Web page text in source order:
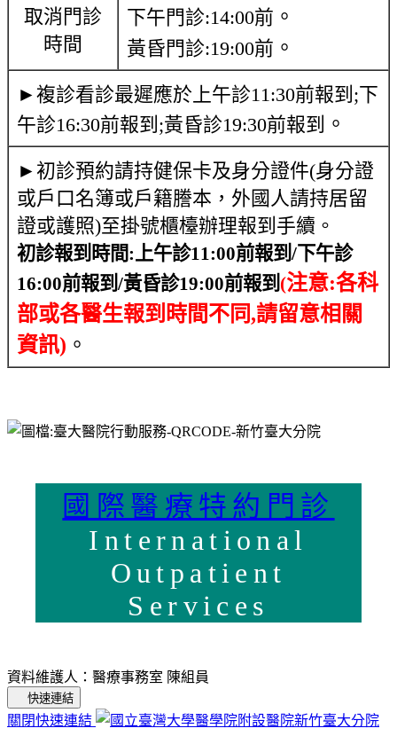
取消門診
時間
下午門診:14:00前 。
黃昏門診:19:00前 。
►複診看診最遲應於上午診11:30前報到;下
午診16:30前報到;黃昏診19:30前報到 。
►初診預約請持健保卡及身分證件(身分證
或戶口名簿或戶籍謄本，外國人請持居留
證或護照)至掛號櫃檯辦理報到手續。
初診報到時間:上午診11:00前報到/下午診
16:00前報到/黃昏診19:00前報到(注意:各科
部或各醫生報到時間不同,請留意相關
資訊) 。
國際醫療特約門診
International
Outpatient
Services
資料維護人：醫療事務室 陳組員
快速連結
關閉快速連結